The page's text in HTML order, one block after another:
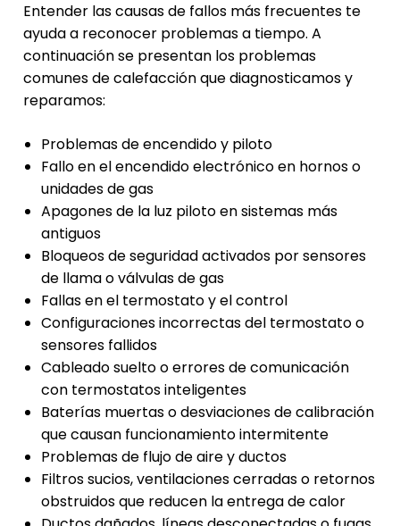
Entender las causas de fallos más frecuentes te
ayuda a reconocer problemas a tiempo. A
continuación se presentan los problemas
comunes de calefacción que diagnosticamos y
reparamos:
Problemas de encendido y piloto
Fallo en el encendido electrónico en hornos o
unidades de gas
Apagones de la luz piloto en sistemas más
antiguos
Bloqueos de seguridad activados por sensores
de llama o válvulas de gas
Fallas en el termostato y el control
Configuraciones incorrectas del termostato o
sensores fallidos
Cableado suelto o errores de comunicación
con termostatos inteligentes
Baterías muertas o desviaciones de calibración
que causan funcionamiento intermitente
Problemas de flujo de aire y ductos
Filtros sucios, ventilaciones cerradas o retornos
obstruidos que reducen la entrega de calor